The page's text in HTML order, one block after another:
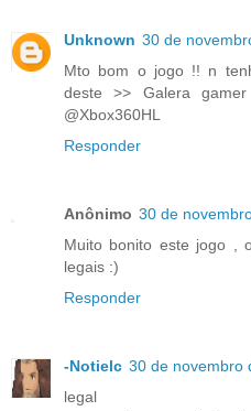
Unknown 30 de
Mto bom o jogo !! n
deste >> Galera
@Xbox360HL
Responder
Anônimo 30 de
Muito bonito este jogo ,
legais :)
Responder
-Notielc 30 de novembro
legal